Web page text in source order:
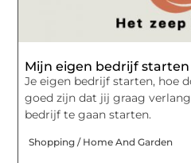
Mijn eigen bedrijf starten
Je eigen bedrijf starten, hoe
goed zijn dat jij graag
bedrijf te gaan starten.
Shopping / Home And Garden